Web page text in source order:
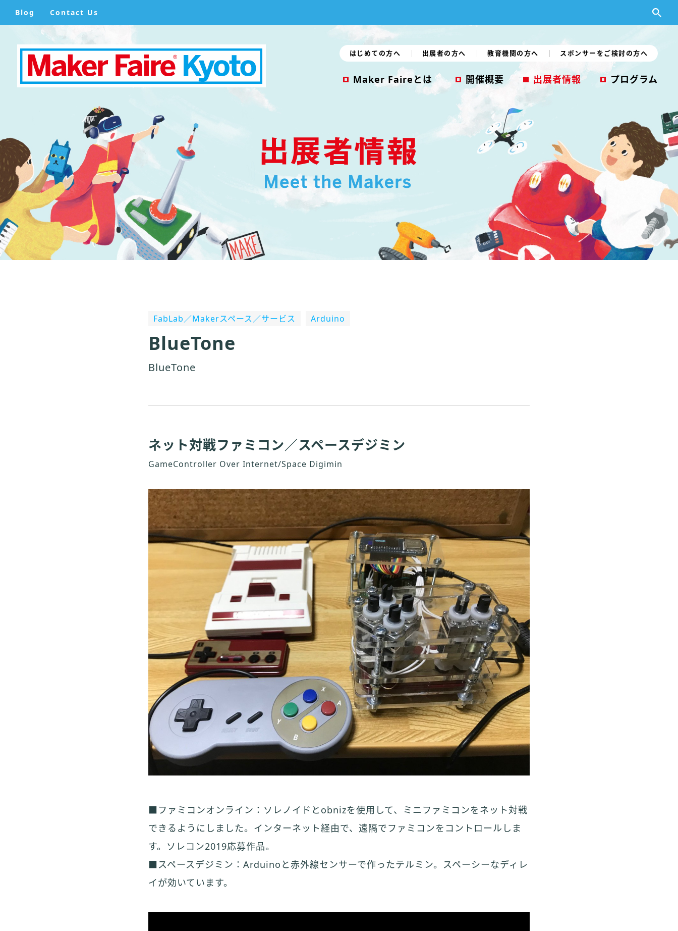
Blog Contact Us
はじめての方へ 出展者の方へ 教育機関の方へ スポンサーをご検討の方へ
Maker Faireとは 開催概要 出展者情報 プログラム
FabLab／Makerスペース／サービス Arduino
BlueTone
BlueTone
ネット対戦ファミコン／スペースデジミン
GameController Over Internet/Space Digimin
■ファミコンオンライン：ソレノイドとobnizを使用して、ミニファミコンをネット対戦
できるようにしました。インターネット経由で、遠隔でファミコンをコントロールしま
す。ソレコン2019応募作品。
■スペースデジミン：Arduinoと赤外線センサーで作ったテルミン。スペーシーなディレ
イが効いています。